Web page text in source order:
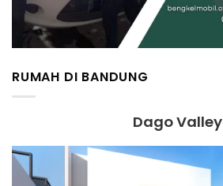
RUMAH DI BANDUNG
Dago Valley